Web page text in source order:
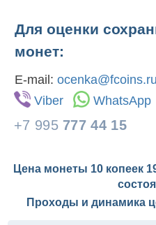
Для оценки
монет:
E-mail: ocenka@fcoins.ru
Viber
WhatsApp
+7 995 777 44 15
Цена монеты 10 копеек
Проходы и динамика